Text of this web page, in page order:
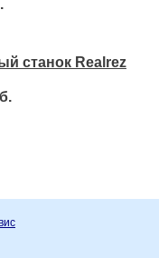
станок Realrez